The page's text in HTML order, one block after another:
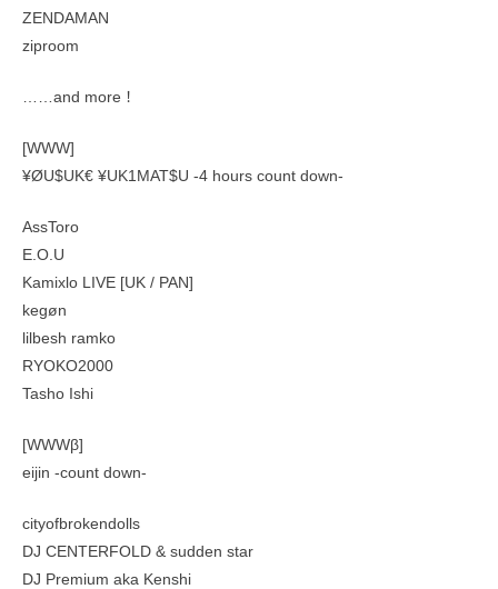
ZENDAMAN
ziproom
……and more！
[WWW]
¥ØU$UK€ ¥UK1MAT$U -4 hours count down-
AssToro
E.O.U
Kamixlo LIVE [UK / PAN]
kegøn
lilbesh ramko
RYOKO2000
Tasho Ishi
[WWWβ]
eijin -count down-
cityofbrokendolls
DJ CENTERFOLD & sudden star
DJ Premium aka Kenshi